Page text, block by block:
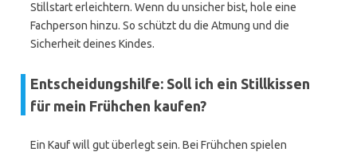
Stillstart erleichtern. Wenn du unsicher bist, hole eine
Fachperson hinzu. So schützt du die Atmung und die
Sicherheit deines Kindes.
Entscheidungshilfe: Soll ich ein Stillkissen
für mein Frühchen kaufen?
Ein Kauf will gut überlegt sein. Bei Frühchen spielen